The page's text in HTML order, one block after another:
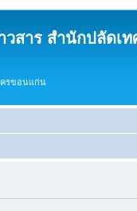
วสาร สำนักปลัดเ
ครขอนแก่น